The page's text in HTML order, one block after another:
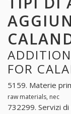
FOR
5159. Materie
raw materials, nec
732299. Servizi